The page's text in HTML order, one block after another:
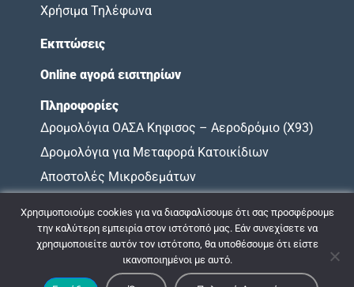
Χρήσιμα Τηλέφωνα
Εκπτώσεις
Online αγορά εισιτηρίων
Πληροφορίες
Δρομολόγια ΟΑΣΑ Κηφισος – Αεροδρόμιο (X93)
Δρομολόγια για Μεταφορά Κατοικίδιων
Αποστολές Μικροδεμάτων
Χάρτης Υποχρεώσεων
© 2009 - 2026 ΚΤΕΛ ΝΟΜΟΥ ΑΧΑΪΑΣ |Πολιτική Απορρήτου
Χρησιμοποιούμε cookies για να διασφαλίσουμε ότι σας προσφέρουμε
την καλύτερη εμπειρία στον ιστότοπό μας. Εάν συνεχίσετε να
χρησιμοποιείτε αυτόν τον ιστότοπο, θα υποθέσουμε ότι είστε
ικανοποιημένοι με αυτό.